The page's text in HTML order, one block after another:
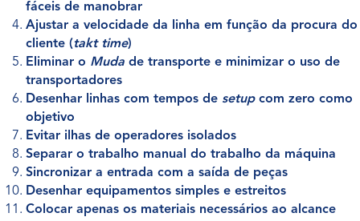
fáceis de manobrar
Ajustar a velocidade da linha em função da procura do
cliente (takt time)
Eliminar o Muda de transporte e minimizar o uso de
transportadores
Desenhar linhas com tempos de setupcom zero como
objetivo
Evitar ilhas de operadores isolados
Separar o trabalho manual do trabalho da máquina
Sincronizar a entrada com a saída de peças
Desenhar equipamentos simples e estreitos
Colocar apenas os materiais necessários ao alcance